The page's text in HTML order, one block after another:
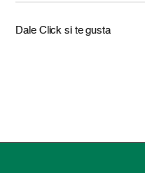
Dale Click si te gusta